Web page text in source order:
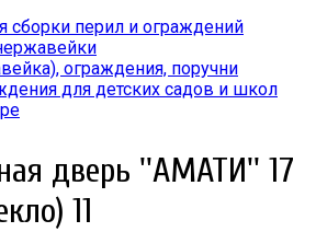
сборки перил и ограждений
ограждения, поручни
для детских садов и школ
дверь ''АМАТИ'' 17
11